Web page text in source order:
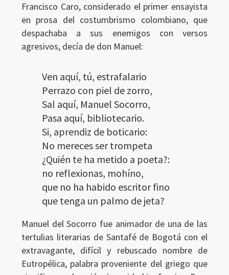
Francisco Caro, considerado el primer ensayista
en prosa del costumbrismo colombiano, que
despachaba a sus enemigos con versos
agresivos, decía de don Manuel:
Ven aquí, tú, estrafalario
Perrazo con piel de zorro,
Sal aquí, Manuel Socorro,
Pasa aquí, bibliotecario.
Si, aprendiz de boticario:
No mereces ser trompeta
¿Quién te ha metido a poeta?:
no reflexionas, mohíno,
que no ha habido escritor fino
que tenga un palmo de jeta?
Manuel del Socorro fue animador de una de las
tertulias literarias de Santafé de Bogotá con el
extravagante, difícil y rebuscado nombre de
Eutropélica, palabra proveniente del griego que